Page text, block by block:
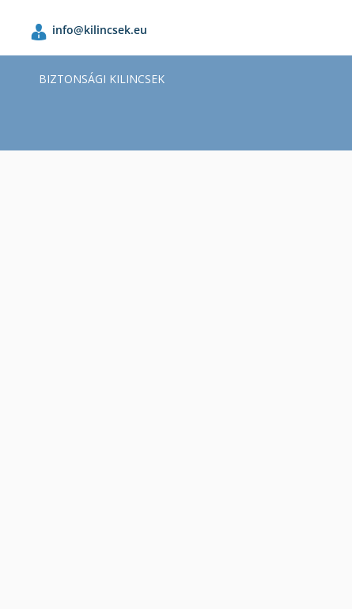
info@kilincsek.eu
BIZTONSÁGI KILINCSEK